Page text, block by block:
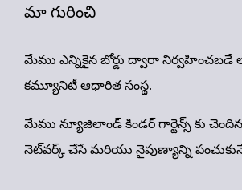
మా గురించి
మేము ఎన్నికైన బోర్డు ద్వారా నిర్వహించబడే
కమ్యూనిటీ ఆధారిత సంస్థ.
మేము న్యూజిలాండ్ కిండర్ గార్టెన్స్ కు
నెట్‌వర్క్ చేసే మరియు నైపుణ్యాన్ని